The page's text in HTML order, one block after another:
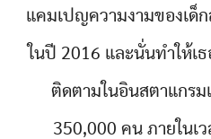
แคมเปญความงามของเด็
ในปี 2016 และนั่นทำให้เ
ติดตามในอินสตาแกร
350,000 คน ภายในเ